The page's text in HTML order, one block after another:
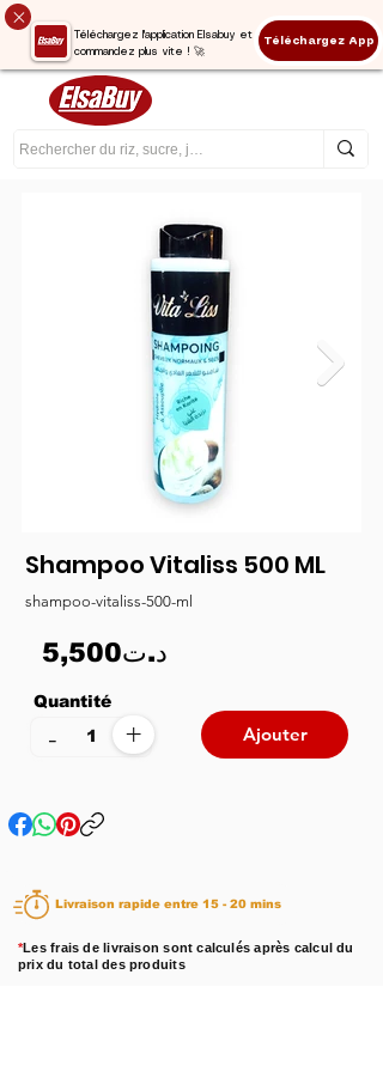
Téléchargez l'application Elsabuy et
commandez plus vite ! 🚀
Téléchargez App
Shampoo Vitaliss 500 ML
shampoo-vitaliss-500-ml
5,500د.ت
Quantité
+
- Ajouter
Livraison rapide entre 15 - 20 mins
*Les frais de livraison sont calculés après calcul du
prix du total des produits